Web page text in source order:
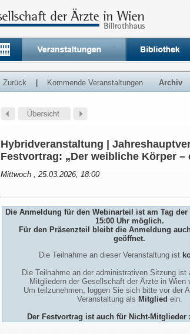
Zurück Kommende Veranstaltungen Archiv
Hybridveranstaltung |
Festvortrag: „Der weibliche Körper
Mittwoch , 25.03.2026, 18:00
Die Anmeldung für den Webinarteil ist am Tag
15:00 Uhr möglich.
Für den Präsenzteil bleibt die Anmeldung
geöffnet.
Die Teilnahme an dieser Veranstaltung ist
Die Teilnahme an der administrativen Sitzung ist
Mitgliedern der Gesellschaft der Ärzte in Wien
Um teilzunehmen, loggen Sie sich bitte vor der
Veranstaltung als Mitglied ein.
Der Festvortrag ist auch für Nicht-Mitglieder